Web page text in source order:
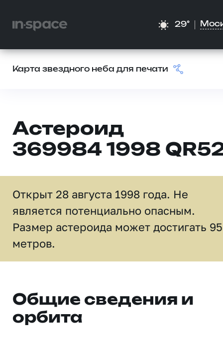
29°
Карта звездного неба для печати
Астероид
369984 1998
Открыт 28 августа 1998 года. Не
является потенциально опасным.
Размер астероида может достигать
метров.
Общие сведения и
орбита